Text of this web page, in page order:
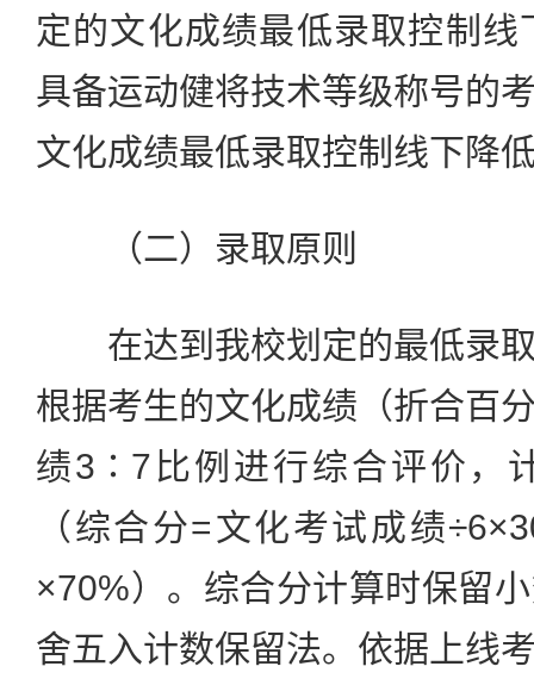
定的文化成绩最低录取控制
具备运动健将技术等级称号的
文化成绩最低录取控制线下降
（二）录取原则
在达到我校划定的最低录取
根据考生的文化成绩（折合百
绩3∶7比例进行综合评价，
（综合分=文化考试成绩
×70%）。综合分计算时保留
舍五入计数保留法。依据上线